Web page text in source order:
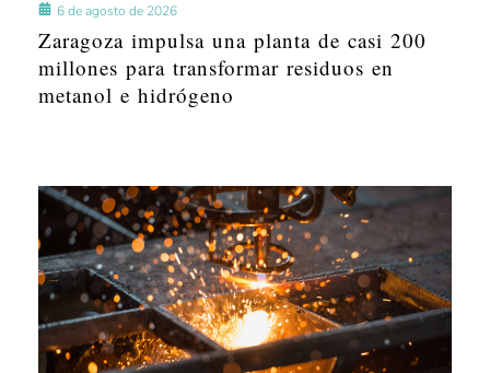
6 de agosto de 2026
Zaragoza impulsa una planta de casi 200
millones para transformar residuos en
metanol e hidrógeno